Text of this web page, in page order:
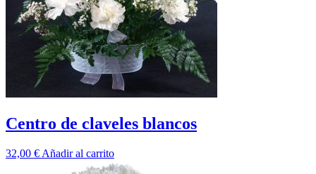
Centro de claveles blancos
32,00 € Añadir al carrito